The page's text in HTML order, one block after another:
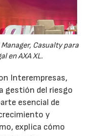
Casualty para
en AXA XL.
Interempresas,
gestión del riesgo
esencial de
y
explica cómo